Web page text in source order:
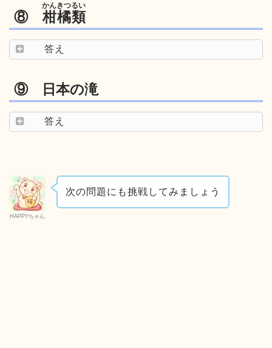
⑧ 柑橘類
かんきつるい
答え
⑨ 日本の滝
答え
HAPPYちゃん
次の問題にも挑戦してみましょう